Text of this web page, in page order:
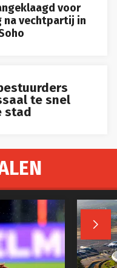
voor
na vechtpartij in
te snel
stad
